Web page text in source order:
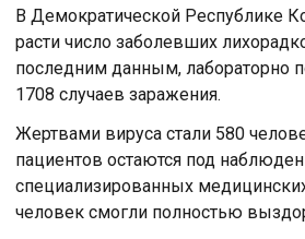
В Демократической Республике
расти число заболевших
последним данным, лабораторно
1708 случаев заражения.
Жертвами вируса стали 580
пациентов остаются под
специализированных
человек смогли полностью